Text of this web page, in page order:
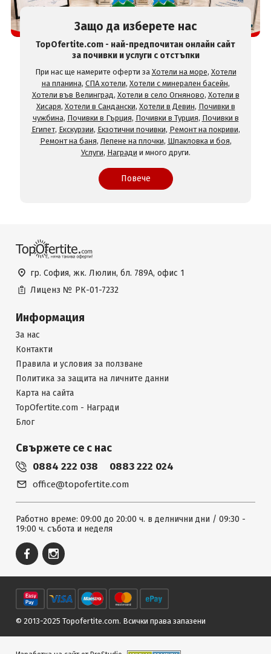
Защо да изберете нас
TopOfertite.com - най-предпочитан онлайн сайт
за почивки и услуги с отстъпки
При нас ще намерите оферти за Хотели на море, Хотели
на планина, СПА хотели, Хотели с минерален басейн,
Хотели във Велинград, Хотели в село Огняново, Хотели в
Хисаря, Хотели в Сандански, Хотели в Девин, Почивки в
чужбина, Почивки в Гърция, Почивки в Турция, Почивки в
Египет, Екскурзии, Екзотични почивки, Ремонт на покриви,
Ремонт на баня, Лепене на плочки, Шпакловка и боя,
Услуги, Награди и много други.
Повече
гр. София, жк. Люлин, бл. 789А, офис 1
Лиценз № РК-01-7232
Информация
За нас
Контакти
Правила и условия за ползване
Политика за защита на личните данни
Карта на сайта
TopOfertite.com - Награди
Блог
Свържете се с нас
0884 222 038 0883 222 024
office@topofertite.com
Работно време: 09:00 до 20:00 ч. в делнични дни / 09:30 -
19:00 ч. събота и неделя
© 2013-2025 Topofertite.com. Всички права запазени